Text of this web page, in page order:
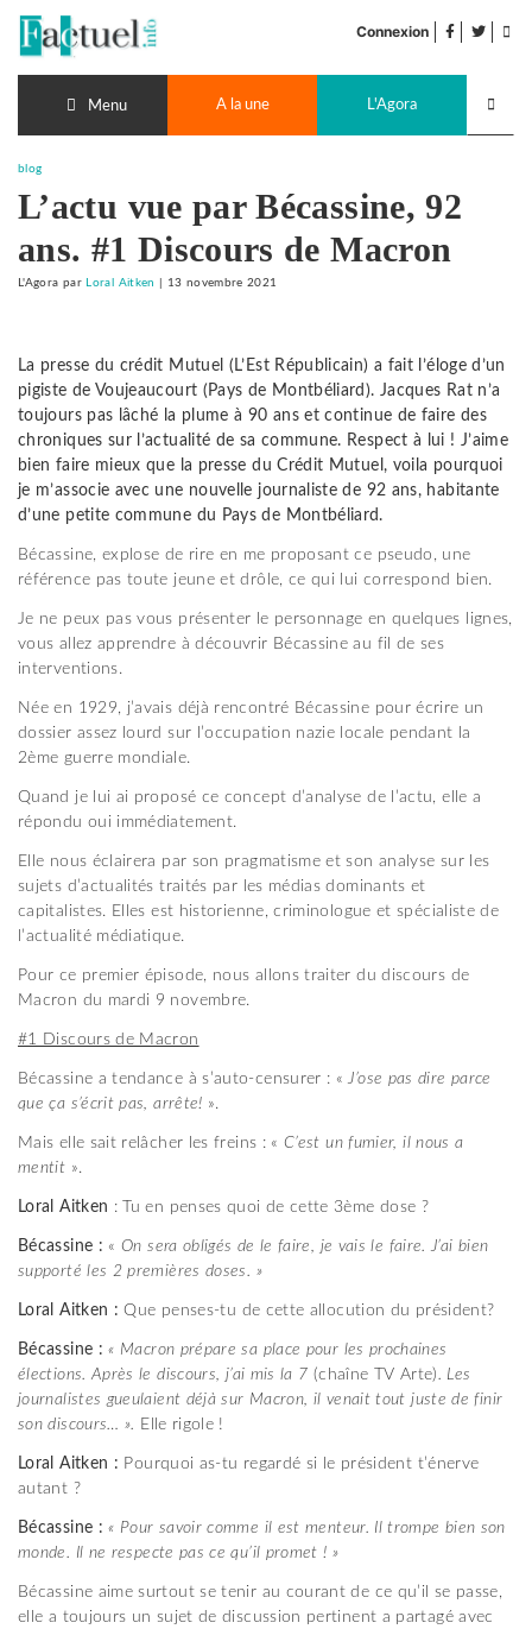
contenu
Connexion facebook
twitter
Menu A la une L'Agora
blog
L’actu vue par Bécassine, 92
ans. #1 Discours de Macron
L'Agora par Loral Aitken 13 novembre 2021
La presse du crédit Mutuel (L’Est Républicain) a fait l’éloge d’un
pigiste de Voujeaucourt (Pays de Montbéliard). Jacques Rat n’a
toujours pas lâché la plume à 90 ans et continue de faire des
chroniques sur l’actualité de sa commune. Respect à lui ! J’aime
bien faire mieux que la presse du Crédit Mutuel, voila pourquoi
je m’associe avec une nouvelle journaliste de 92 ans, habitante
d’une petite commune du Pays de Montbéliard.
Bécassine, explose de rire en me proposant ce pseudo, une
référence pas toute jeune et drôle, ce qui lui correspond bien.
Je ne peux pas vous présenter le personnage en quelques lignes,
vous allez apprendre à découvrir Bécassine au fil de ses
interventions.
Née en 1929, j’avais déjà rencontré Bécassine pour écrire un
dossier assez lourd sur l’occupation nazie locale pendant la
2ème guerre mondiale.
Quand je lui ai proposé ce concept d’analyse de l’actu, elle a
répondu oui immédiatement.
Elle nous éclairera par son pragmatisme et son analyse sur les
sujets d’actualités traités par les médias dominants et
capitalistes. Elles est historienne, criminologue et spécialiste de
l’actualité médiatique.
Pour ce premier épisode, nous allons traiter du discours de
Macron du mardi 9 novembre.
#1 Discours de Macron
Bécassine a tendance à s’auto-censurer : « J’ose pas dire parce
que ça s’écrit pas, arrête! ».
Mais elle sait relâcher les freins : «C’est un fumier, il nous a
mentit ».
Loral Aitken : Tu en penses quoi de cette 3ème dose ?
Bécassine : «On sera obligés de le faire, je vais le faire. J’ai bien
supporté les 2 premières doses. »
LoralAitken : Que penses-tu de cette allocution du président?
Bécassine :« Macron prépare sa place pour les prochaines
élections. Après le discours, j’ai mis la 7 (chaîne TV Arte) . Les
journalistes gueulaient déjà sur Macron, il venait tout juste de finir
son discours… ». Elle rigole !
LoralAitken : Pourquoi as-tu regardé si le président t’énerve
autant ?
Bécassine :« Pour savoir comme il est menteur. Il trompe bien son
monde. Il ne respecte pas ce qu’il promet ! »
Bécassine aime surtout se tenir au courant de ce qu’il se passe,
elle a toujours un sujet de discussion pertinent a partagé avec